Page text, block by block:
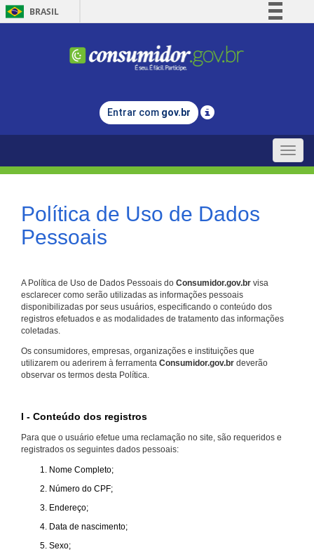
BRASIL
Comunica BR
Legislação
Entrar com gov.br
Toggle
Política de Uso de Dados
Pessoais
A Política de Uso de Dados Pessoais do Consumidor.gov.br visa
esclarecer como serão utilizadas as informações pessoais
disponibilizadas por seus usuários, especificando o conteúdo dos
registros efetuados e as modalidades de tratamento das informações
coletadas.
Os consumidores, empresas, organizações e instituições que
utilizarem ou aderirem à ferramenta Consumidor.gov.br deverão
observar os termos desta Política.
I - Conteúdo dos registros
Para que o usuário efetue uma reclamação no site, são requeridos e
registrados os seguintes dados pessoais:
Nome Completo;
Número do CPF;
Endereço;
Data de nascimento;
Sexo;